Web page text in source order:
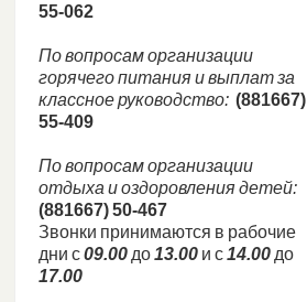
55-062
По вопросам организации
горячего питания и выплат за
классное руководство:(881667)
55-409
По вопросам организации
отдыха и оздоровления детей:
(881667) 50-467
Звонки принимаются в рабочие
дни с09.00до13.00и с14.00до
17.00